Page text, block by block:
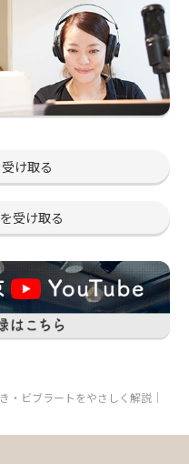
け取る
受け取る
・ビブラートをやさしく解説｜